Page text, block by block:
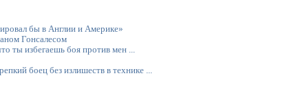
бы в Англии и Америке»
Гонсалесом
ты избегаешь боя против мен ...
боец без излишеств в технике ...